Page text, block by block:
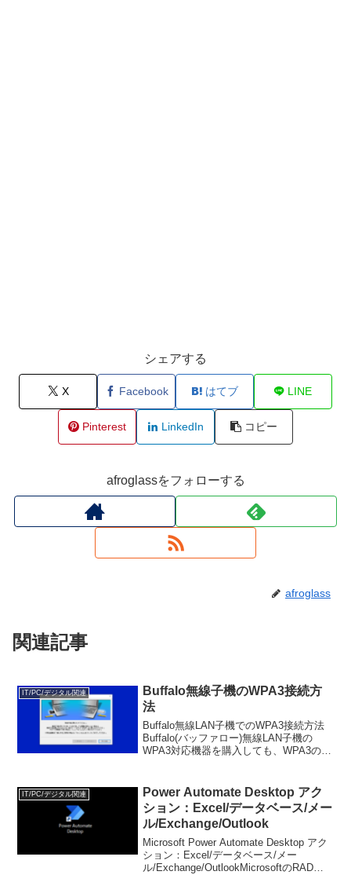
シェアする
X Facebook はてブ LINE
Pinterest LinkedIn コピー
afroglassをフォローする
afroglass
関連記事
IT/PC/デジタル関連
Buffalo無線子機のWPA3接続方
法
Buffalo無線LAN子機でのWPA3接続方法
Buffalo(バッファロー)無線LAN子機の
WPA3対応機器を購入しても、WPA3の
があります。これは、下記2点...
IT/PC/デジタル関連
Power Automate Desktop アク
ション：Excel/データベース/メー
ル/Exchange/Outlook
Microsoft Power Automate Desktop アク
ション：Excel/データベース/メー
ル/Exchange/OutlookMicrosoftのRADツ